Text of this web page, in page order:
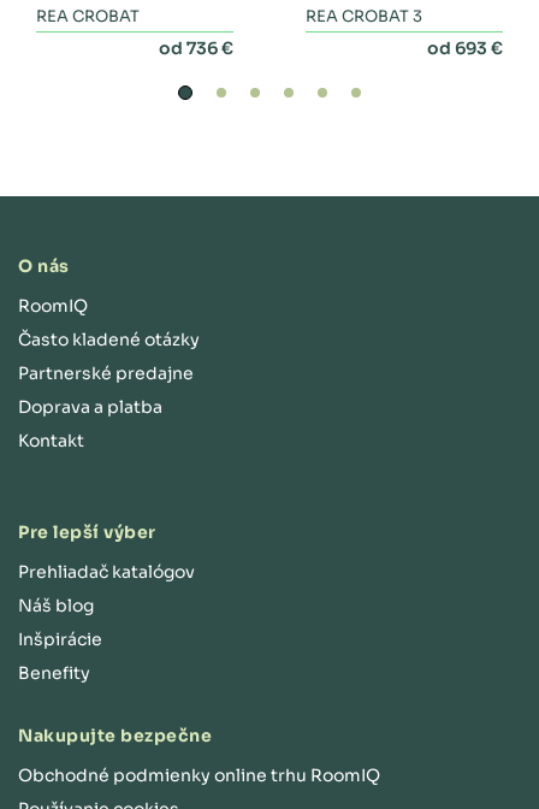
zásuvkami
REA CROBAT
od 736 €
dvoma zásuvkami a
REA CROBAT 3
od 693 €
O nás
RoomIQ
Často kladené otázky
Partnerské predajne
Doprava a platba
Kontakt
Pre lepší výber
Prehliadač katalógov
Náš blog
Inšpirácie
Benefity
Nakupujte bezpečne
Obchodné podmienky online trhu RoomIQ